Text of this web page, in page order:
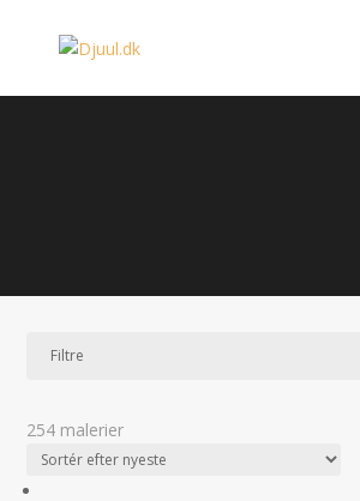
Filtre
254 malerier